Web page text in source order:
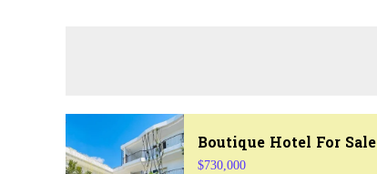
Boutique Hotel For Sale
$730,000